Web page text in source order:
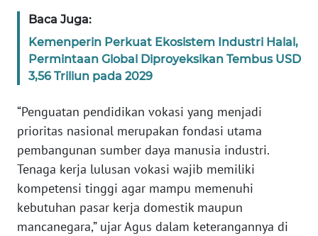
Baca Juga:
Kemenperin Perkuat Ekosistem Industri Halal,
Permintaan Global Diproyeksikan Tembus USD
3,56 Triliun pada 2029
“Penguatan pendidikan vokasi yang menjadi
prioritas nasional merupakan fondasi utama
pembangunan sumber daya manusia industri.
Tenaga kerja lulusan vokasi wajib memiliki
kompetensi tinggi agar mampu memenuhi
kebutuhan pasar kerja domestik maupun
mancanegara,” ujar Agus dalam keterangannya di
PEDOMAN
SIBER
REDAKSI
KARIR
DISCLAIMER
Wahana
News
Regional